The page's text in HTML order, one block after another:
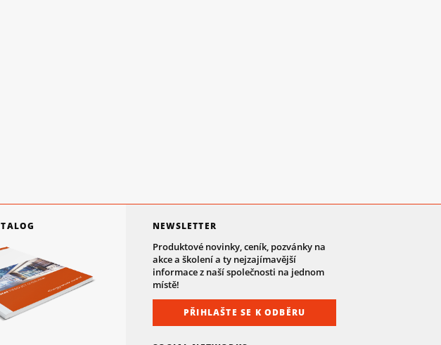
NEWSLETTER
Produktové novinky, ceník, pozvánky na
akce a školení a ty nejzajímavější
informace z naší společnosti na jednom
místě!
PŘIHLAŠTE SE K ODBĚRU